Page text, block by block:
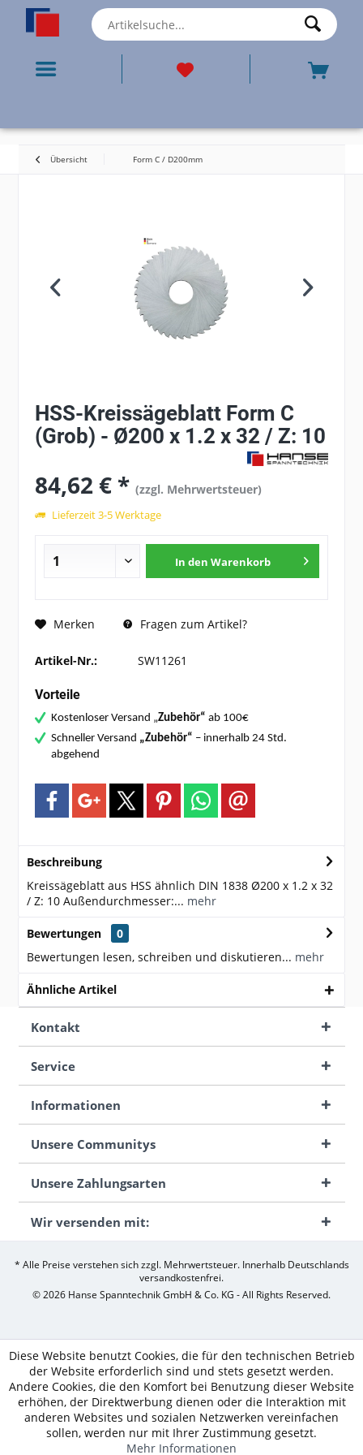
Übersicht Form C / D200mm
HSS-Kreissägeblatt Form C
(Grob) - Ø200 x 1.2 x 32 / Z: 10
84,62 € *(zzgl. Mehrwertsteuer)
Lieferzeit 3-5 Werktage
In den Warenkorb
Merken Fragen zum Artikel?
Artikel-Nr.: SW11261
Vorteile
Kostenloser Versand „Zubehör“ ab 100€
Schneller Versand „Zubehör“ – innerhalb 24 Std.
abgehend
Beschreibung
Kreissägeblatt aus HSS ähnlich DIN 1838 Ø200 x 1.2 x 32
/ Z: 10 Außendurchmesser:... mehr
Bewertungen
0
Bewertungen lesen, schreiben und diskutieren... mehr
Ähnliche Artikel
Kontakt
Service
Informationen
Unsere Communitys
Unsere Zahlungsarten
Wir versenden mit:
* Alle Preise verstehen sich zzgl. Mehrwertsteuer. Innerhalb Deutschlands
versandkostenfrei.
© 2026 Hanse Spanntechnik GmbH & Co. KG - All Rights Reserved.
Diese Website benutzt Cookies, die für den technischen Betrieb
der Website erforderlich sind und stets gesetzt werden.
Andere Cookies, die den Komfort bei Benutzung dieser Website
erhöhen, der Direktwerbung dienen oder die Interaktion mit
anderen Websites und sozialen Netzwerken vereinfachen
sollen, werden nur mit Ihrer Zustimmung gesetzt.
Mehr Informationen